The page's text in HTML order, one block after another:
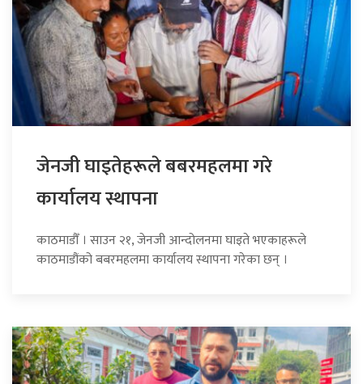
जेनजी घाइतेहरूले बबरमहलमा गरे
कार्यालय स्थापना
काठमाडौँ । साउन २१, जेनजी आन्दोलनमा घाइते भएकाहरूले
काठमाडौंको बबरमहलमा कार्यालय स्थापना गरेका छन् ।